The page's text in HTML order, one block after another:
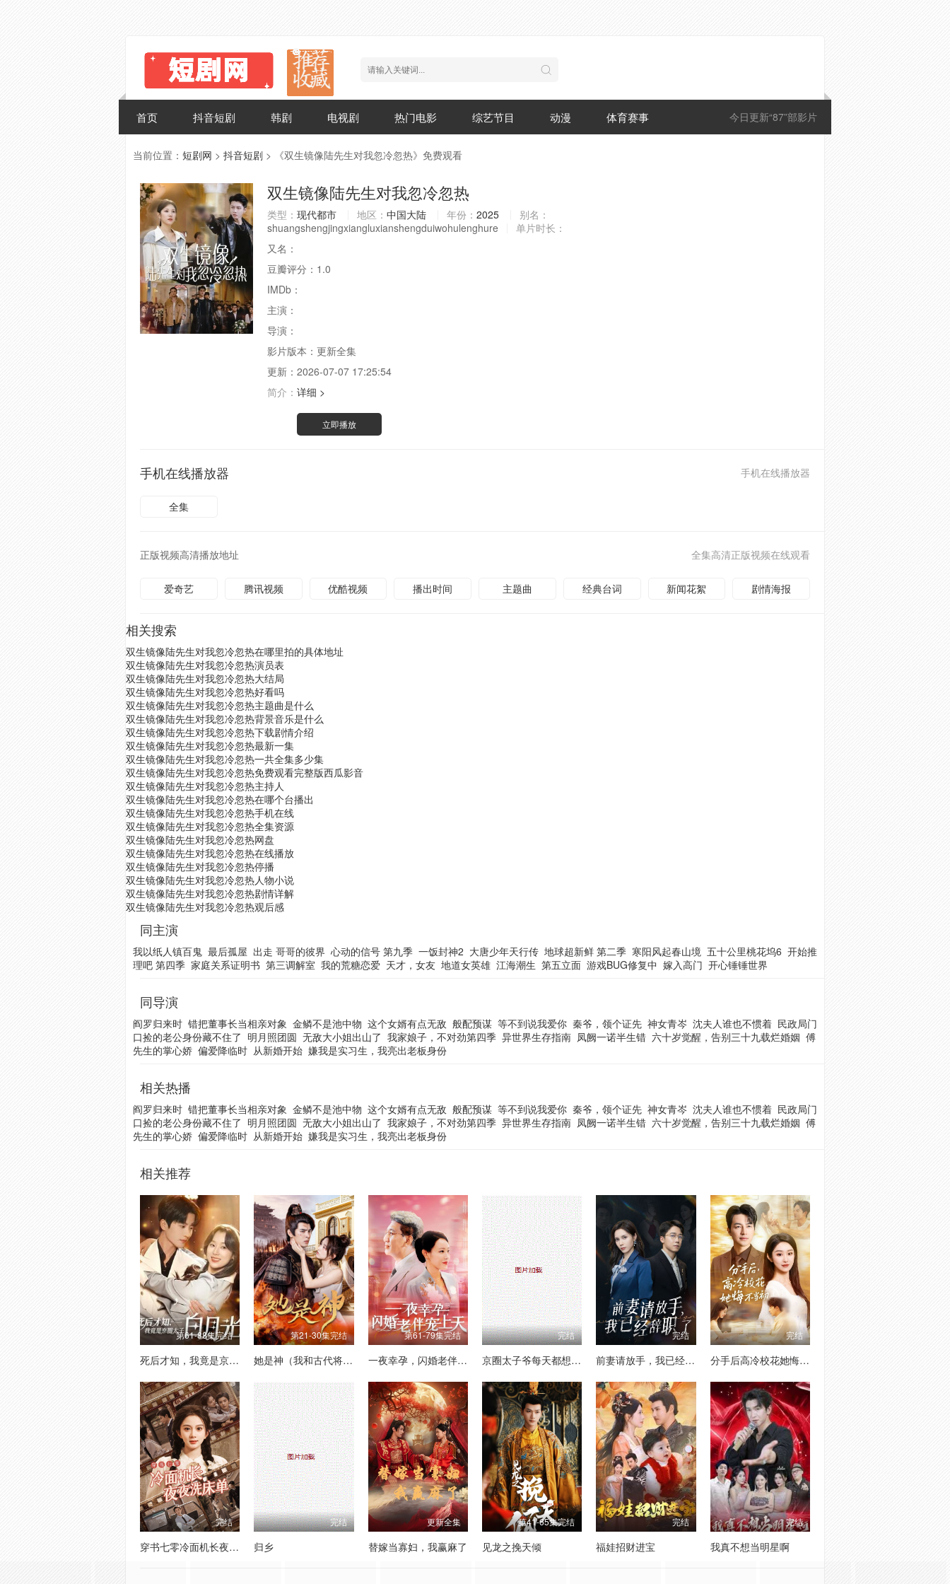
今日更新“87”部影片
首页 抖音短剧 韩剧 电视剧 热门电影 综艺节目 动漫 体育赛事
当前位置： 短剧网 > 抖音短剧 > 《双生镜像陆先生对我忽冷忽热》免费观看
双生镜像陆先生对我忽冷忽热
类型： 现代都市 地区： 中国大陆 年份： 2025
别名：
shuangshengjingxiangluxianshengduiwohulenghure
单片时长：
又名：
豆瓣评分： 1.0
IMDb：
主演：
导演：
影片版本： 更新全集
更新： 2026-07-07 17:25:54
简介： 详细 >
立即播放
手机在线播放器
手机在线播放器
全集
全集高清正版视频在线观看
正版视频高清播放地址
爱奇艺 腾讯视频 优酷视频 播出时间 主题曲 经典台词 新闻花絮 剧情海报
相关搜索
双生镜像陆先生对我忽冷忽热在哪里拍的具体地址
双生镜像陆先生对我忽冷忽热演员表
双生镜像陆先生对我忽冷忽热大结局
双生镜像陆先生对我忽冷忽热好看吗
双生镜像陆先生对我忽冷忽热主题曲是什么
双生镜像陆先生对我忽冷忽热背景音乐是什么
双生镜像陆先生对我忽冷忽热下载剧情介绍
双生镜像陆先生对我忽冷忽热最新一集
双生镜像陆先生对我忽冷忽热一共全集多少集
双生镜像陆先生对我忽冷忽热免费观看完整版西瓜影音
双生镜像陆先生对我忽冷忽热主持人
双生镜像陆先生对我忽冷忽热在哪个台播出
双生镜像陆先生对我忽冷忽热手机在线
双生镜像陆先生对我忽冷忽热全集资源
双生镜像陆先生对我忽冷忽热网盘
双生镜像陆先生对我忽冷忽热在线播放
双生镜像陆先生对我忽冷忽热停播
双生镜像陆先生对我忽冷忽热人物小说
双生镜像陆先生对我忽冷忽热剧情详解
双生镜像陆先生对我忽冷忽热观后感
同主演
我以纸人镇百鬼 最后孤屋 出走 哥哥的彼界 心动的信号 第九季 一饭封神2 大唐少年天行传 地球超新鲜 第二季 寒阳风起春山境 五十公里桃花坞6 开始推
理吧 第四季 家庭关系证明书 第三调解室 我的荒糖恋爱 天才，女友 地道女英雄 江海潮生 第五立面 游戏BUG修复中 嫁入高门 开心锤锤世界
同导演
阎罗归来时 错把董事长当相亲对象 金鳞不是池中物 这个女婿有点无敌 般配预谋 等不到说我爱你 秦爷，领个证先 神女青岑 沈夫人谁也不惯着 民政局门
口捡的老公身份藏不住了 明月照团圆 无敌大小姐出山了 我家娘子，不对劲第四季 异世界生存指南 凤阙一诺半生错 六十岁觉醒，告别三十九载烂婚姻 傅
先生的掌心娇 偏爱降临时 从新婚开始 嫌我是实习生，我亮出老板身份
相关热播
阎罗归来时 错把董事长当相亲对象 金鳞不是池中物 这个女婿有点无敌 般配预谋 等不到说我爱你 秦爷，领个证先 神女青岑 沈夫人谁也不惯着 民政局门
口捡的老公身份藏不住了 明月照团圆 无敌大小姐出山了 我家娘子，不对劲第四季 异世界生存指南 凤阙一诺半生错 六十岁觉醒，告别三十九载烂婚姻 傅
先生的掌心娇 偏爱降临时 从新婚开始 嫌我是实习生，我亮出老板身份
相关推荐
第61-88集完结
死后才知，我竟是京圈太子白月光
第21-30集完结
她是神（我和古代将军网恋了）
第61-79集完结
一夜幸孕，闪婚老伴宠上天
完结
京圈太子爷每天都想转正
完结
前妻请放手，我已经辞职了
完结
分手后高冷校花她悔不当初
完结
穿书七零冷面机长夜夜洗床单
完结
归乡
更新全集
替嫁当寡妇，我赢麻了
第41-65集完结
见龙之挽天倾
完结
福娃招财进宝
完结
我真不想当明星啊